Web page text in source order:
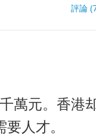
評論
萬元。香港
人才。